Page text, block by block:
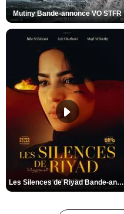
Mutiny Bande-annonce VO STFR
Les Silences de Riyad Bande-annonce VO STFR